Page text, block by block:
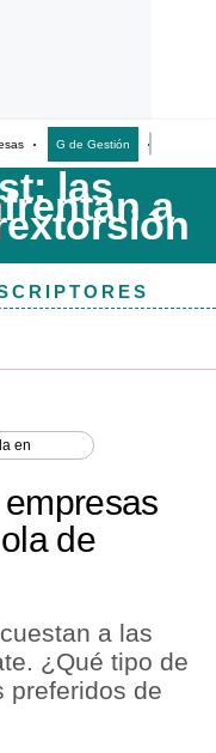
G de Gestión
en
de
a las
¿Qué tipo de
preferidos de